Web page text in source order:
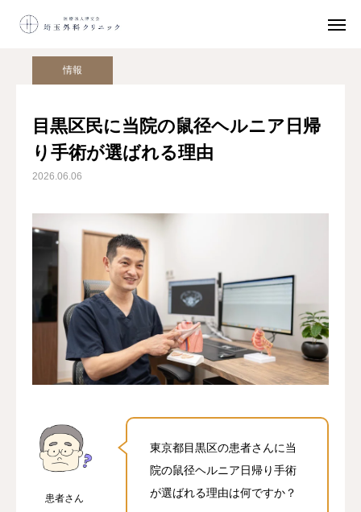
院長コラム 目黒区民に当院の鼠径ヘルニア日帰り手術が選ばれる理由
情報
目黒区民に当院の鼠径ヘルニア日帰
り手術が選ばれる理由
2026.06.06
患者さん
東京都目黒区の患者さんに当
院の鼠径ヘルニア日帰り手術
が選ばれる理由は何ですか？
鼠径ヘルニア
鼠径ヘルニアとは
日帰り手術
選ばれる理由
初診の方へ
当院について
ネット予約